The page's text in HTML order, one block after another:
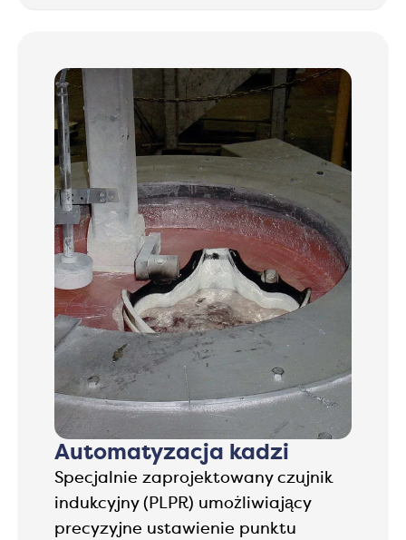
Automatyzacja kadzi
Specjalnie zaprojektowany czujnik
indukcyjny (PLPR) umożliwiający
precyzyjne ustawienie punktu